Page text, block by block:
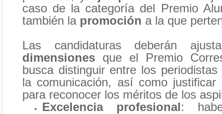
caso de la categoría del Premio
también la promoción a la que
Las candidaturas deberán
dimensiones que el Premio
busca distinguir entre los
la comunicación, así como
para reconocer los méritos de los
Excelencia profesional: